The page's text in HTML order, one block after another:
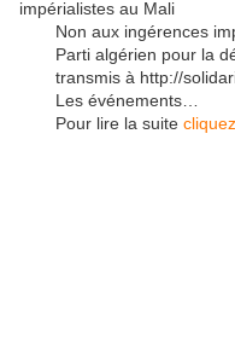
impérialistes au Mali
Non aux ingérences
Parti algérien pour la
transmis à http://
Les événements…
Pour lire la suite